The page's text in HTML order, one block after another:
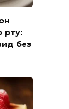
рту:
без